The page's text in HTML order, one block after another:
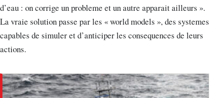
d’eau : on corrige un probleme et un autre apparait ailleurs ».
La vraie solution passe par les « world models », des systemes
capables de simuler et d’anticiper les consequences de leurs
actions.